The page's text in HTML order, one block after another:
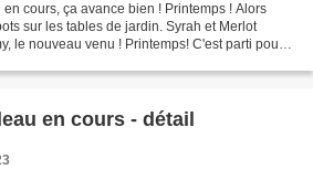
cours, ça avance bien ! Printemps ! Alors
sur les tables de jardin. Syrah et Merlot
le nouveau venu ! Printemps! C'est parti pour
en cours - détail